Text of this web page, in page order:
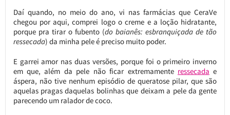
Daí quando, no meio do ano, vi nas farmácias que CeraVe
chegou por aqui, comprei logo o creme e a loção hidratante,
porque pra tirar o fubento (do baianês: esbranquiçada de tão
ressecada) da minha pele é preciso muito poder.
E garrei amor nas duas versões, porque foi o primeiro inverno
em que, além da pele não ficar extremamente ressecada e
áspera, não tive nenhum episódio de queratose pilar, que são
aquelas pragas daquelas bolinhas que deixam a pele da gente
parecendo um ralador de coco.